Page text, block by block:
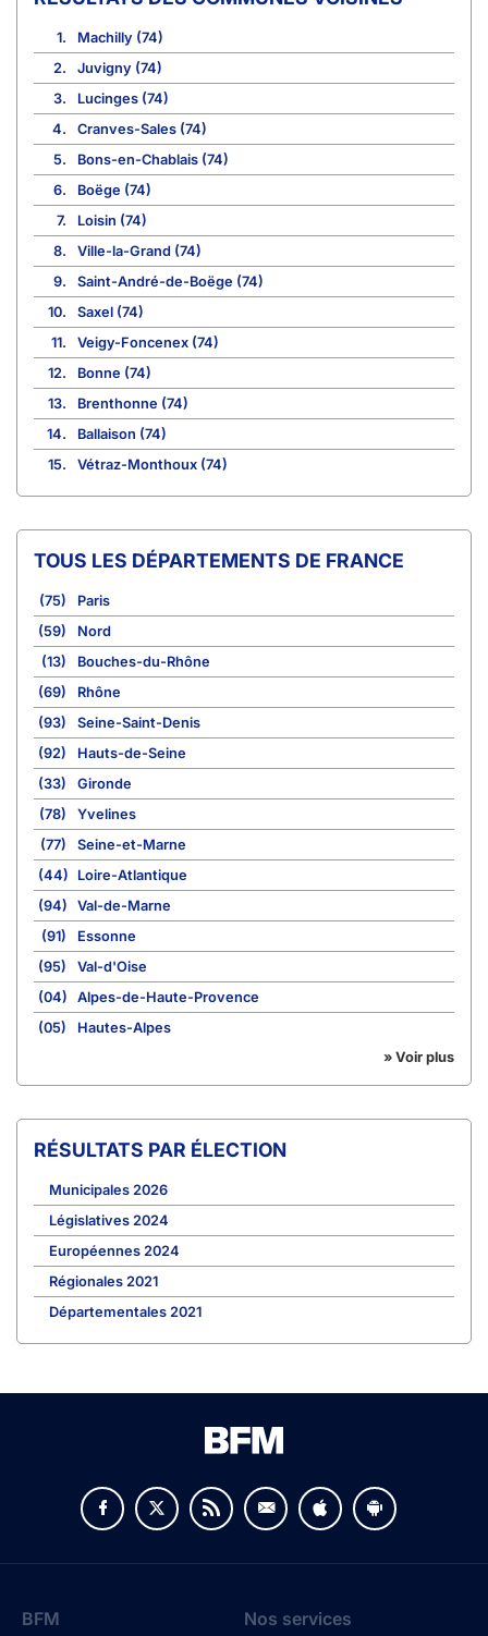
1.
Machilly (74)
2.
Juvigny (74)
3.
Lucinges (74)
4.
Cranves-Sales (74)
5.
Bons-en-Chablais (74)
6.
Boëge (74)
7.
Loisin (74)
8.
Ville-la-Grand (74)
9.
Saint-André-de-Boëge (74)
10.
Saxel (74)
11.
Veigy-Foncenex (74)
12.
Bonne (74)
13.
Brenthonne (74)
14.
Ballaison (74)
15.
Vétraz-Monthoux (74)
TOUS LES DÉPARTEMENTS DE FRANCE
(75)
Paris
(59)
Nord
(13)
Bouches-du-Rhône
(69)
Rhône
(93)
Seine-Saint-Denis
(92)
Hauts-de-Seine
(33)
Gironde
(78)
Yvelines
(77)
Seine-et-Marne
(44)
Loire-Atlantique
(94)
Val-de-Marne
(91)
Essonne
(95)
Val-d'Oise
(04)
Alpes-de-Haute-Provence
(05)
Hautes-Alpes
» Voir plus
RÉSULTATS PAR ÉLECTION
Municipales 2026
Législatives 2024
Européennes 2024
Régionales 2021
Départementales 2021
BFM Nos services